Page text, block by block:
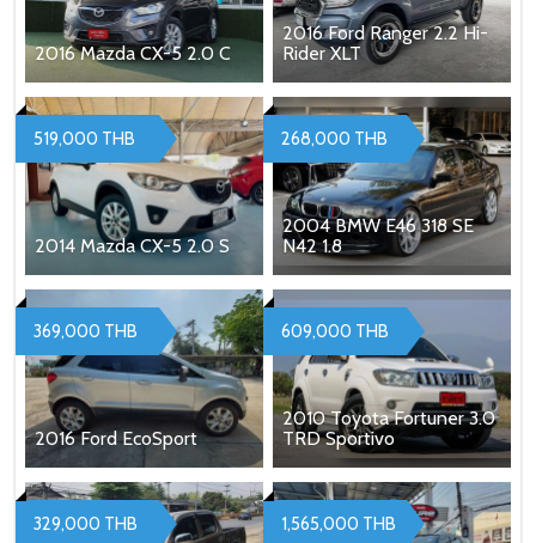
2016 Mazda CX-5 2.0 C
2016 Ford Ranger 2.2 Hi-
Rider XLT
2014 Mazda CX-5 2.0 S
519,000 THB
2004 BMW E46 318 SE
N42 1.8
268,000 THB
2016 Ford EcoSport
369,000 THB
2010 Toyota Fortuner 3.0
TRD Sportivo
609,000 THB
329,000 THB 1,565,000 THB